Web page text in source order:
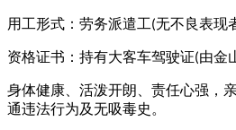
用工形式：劳务派遣工(无不良表现
资格证书：持有大客车驾驶证(由金
身体健康、活泼开朗、责任心强，
通违法行为及无吸毒史。